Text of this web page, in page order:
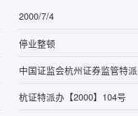
2000/7/4
停业整顿
中国证监会杭州证券监管特
杭证特派办【2000】104号